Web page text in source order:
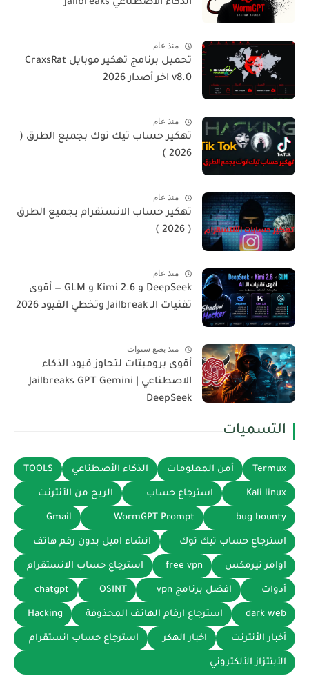
الذكاء الاصطناعي Jailbreaks
منذ عام
تحميل برنامج تهكير موبايل CraxsRat
v8.0 اخر أصدار 2026
منذ عام
تهكير حساب تيك توك بجميع الطرق (
2026 )
منذ عام
تهكير حساب الانستقرام بجميع الطرق
( 2026 )
منذ عام
DeepSeek و Kimi 2.6 و GLM — أقوى
تقنيات الـ Jailbreak وتخطي القيود 2026
منذ بضع سنوات
أقوى برومبتات لتجاوز قيود الذكاء
الاصطناعي | Jailbreaks GPT Gemini
DeepSeek
التسميات
Termux أمن المعلومات الذكاء الأصطناعي TOOLS
Kali linux استرجاع حساب الربح من الأنترنت
bug bounty
WormGPT Prompt
Gmail
استرجاع حساب تيك توك انشاء اميل بدون رقم هاتف
اوامر تيرمكس free vpn استرجاع حساب الانستقرام
أدوات افضل برنامج vpn OSINT
chatgpt
dark web استرجاع ارقام الهاتف المحذوفة Hacking
أخبار الأنترنت اخبار الهكر استرجاع حساب انستقرام
الأبتتزاز الألكتروني